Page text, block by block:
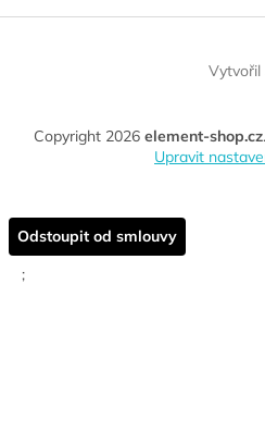
Vytvořil
Copyright 2026 element-shop.cz
Upravit
Odstoupit od smlouvy
;